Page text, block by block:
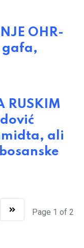
OHR-
gafa,
RUSKIM
ali
Page 1 of 2